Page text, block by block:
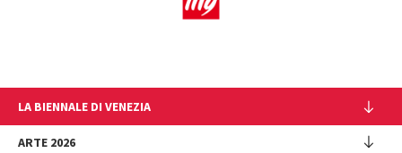
LA BIENNALE DI VENEZIA
L'Istituzione
ARTE 2026